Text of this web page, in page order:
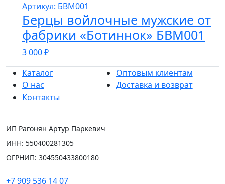
Артикул: БВМ001
Берцы войлочные мужские от
фабрики «Ботиннок» БВМ001
3 000₽
Каталог
О нас
Контакты
Оптовым клиентам
Доставка и возврат
ИП Рагонян Артур Паркевич
ИНН: 550400281305
ОГРНИП: 304550433800180
+7 909 536 14 07